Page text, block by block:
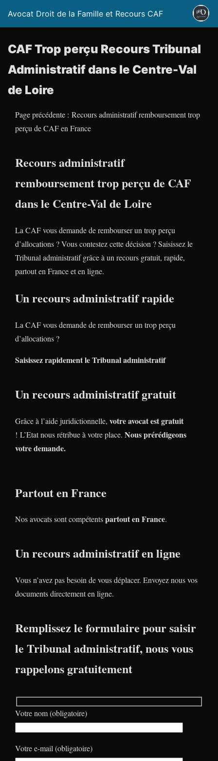
Avocat Droit de la Famille et Recours CAF
CAF Trop perçu Recours Tribunal
Administratif dans le Centre-Val
de Loire
Page précédente : Recours administratif remboursement trop
perçu de CAF en France
Recours administratif
remboursement trop perçu de CAF
dans le Centre-Val de Loire
La CAF vous demande de rembourser un trop perçu
d’allocations ? Vous contestez cette décision ? Saisissez le
Tribunal administratif grâce à un recours gratuit, rapide,
partout en France et en ligne.
Un recours administratif rapide
La CAF vous demande de rembourser un trop perçu
d’allocations ?
Saisissez rapidement le Tribunal administratif
Un recours administratif gratuit
Grâce à l’aide juridictionnelle, votre avocat est gratuit
! L’Etat nous rétribue à votre place. Nous prérédigeons
votre demande.
Partout en France
Nos avocats sont compétentspartout en France.
Un recours administratif en ligne
Vous n’avez pas besoin de vous déplacer. Envoyez nous vos
documents directement en ligne.
Remplissez le formulaire pour saisir
le Tribunal administratif, nous vous
rappelons gratuitement
Votre nom (obligatoire)
Votre e-mail (obligatoire)